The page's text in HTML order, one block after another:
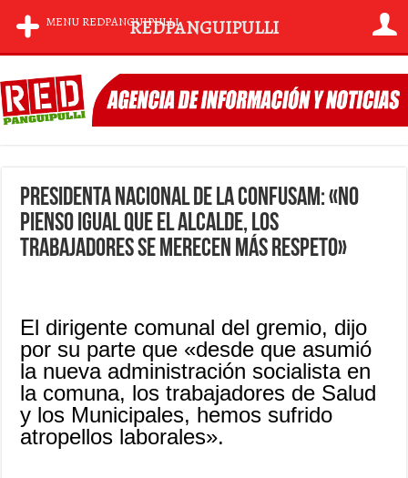
Presidenta nacional de la Confusam: «No
pienso igual que el Alcalde, los
trabajadores se merecen más respeto»
El dirigente comunal del gremio, dijo
por su parte que «desde que asumió
la nueva administración socialista en
la comuna, los trabajadores de Salud
y los Municipales, hemos sufrido
atropellos laborales».
MENU REDPANGUIPULLIREDPANGUIPULLI